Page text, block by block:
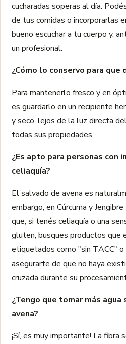
cucharadas soperas al día.
de tus comidas o incorporarlas
bueno escuchar a tu cuerpo y,
un profesional.
¿Cómo lo conservo para que
Para mantenerlo fresco y en
es guardarlo en un recipiente
y seco, lejos de la luz directa
todas sus propiedades.
¿Es apto para personas con
celiaquía?
El salvado de avena es
embargo, en Cúrcuma y
que, si tenés celiaquía o una
gluten, busques productos que
etiquetados como "sin TACC"
asegurarte de que no haya
cruzada durante su
¿Tengo que tomar más agua
avena?
¡Sí, es muy importante! La fibra